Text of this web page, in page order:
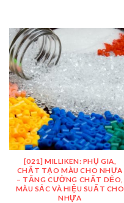
[021] MILLIKEN: PHỤ GIA,
CHẤT TẠO MÀU CHO NHỰA
– TĂNG CƯỜNG CHẤT DẺO,
MÀU SẮC VÀ HIỆU SUẤT CHO
NHỰA